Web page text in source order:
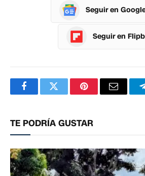
Seguir en
Seguir en
FacebookTwitterPinterestCorreo
TE PODRÍA GUSTAR